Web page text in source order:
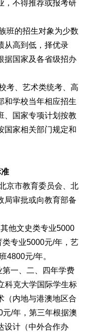
，不得推荐或报考研
的招生对象为少数
从高到低，择优录
据国家及各省级招办
、艺术类统考、高
和学校当年相应招生
、国家专项计划按教
国家相关部门规定和
市教育委员会、北
局审批或向教育部备
他文史类专业5000
专业5000元/年，艺
4800元/年。
一、二、四年学费
科克大学国际学生标
（内地与港澳地区合
/年，第三年根据澳
设计（中外合作办